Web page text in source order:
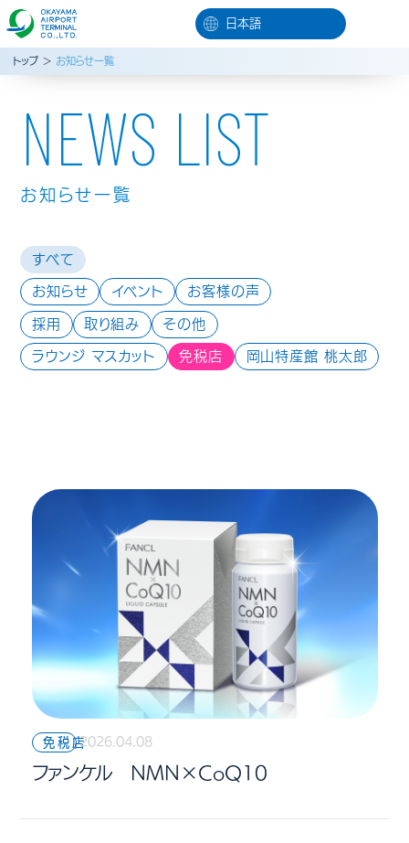
トップ ＞ お知らせ一覧
NEWS LIST
お知らせ一覧
すべて
お知らせ イベント お客様の声
採用 取り組み その他
ラウンジ マスカット 免税店 岡山特産館 桃太郎
免税店2026.04.08
ファンケル NMN×CoQ10